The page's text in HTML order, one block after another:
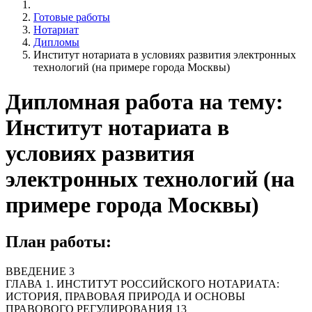
Готовые работы
Нотариат
Дипломы
Институт нотариата в условиях развития электронных
технологий (на примере города Москвы)
Дипломная работа на тему:
Институт нотариата в
условиях развития
электронных технологий (на
примере города Москвы)
План работы:
ВВЕДЕНИЕ 3
ГЛАВА 1. ИНСТИТУТ РОССИЙСКОГО НОТАРИАТА:
ИСТОРИЯ, ПРАВОВАЯ ПРИРОДА И ОСНОВЫ
ПРАВОВОГО РЕГУЛИРОВАНИЯ 13